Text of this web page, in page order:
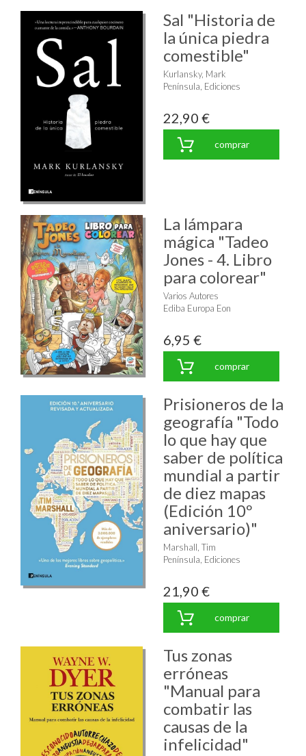
Sal "Historia de
la única piedra
comestible"
Kurlansky, Mark
Península, Ediciones
22,90 €
comprar
La lámpara
mágica "Tadeo
Jones - 4. Libro
para colorear"
Varios Autores
Ediba Europa Eon
6,95 €
comprar
Prisioneros de la
geografía "Todo
lo que hay que
saber de política
mundial a partir
de diez mapas
(Edición 10º
aniversario)"
Marshall, Tim
Península, Ediciones
21,90 €
comprar
Tus zonas
erróneas
"Manual para
combatir las
causas de la
infelicidad"